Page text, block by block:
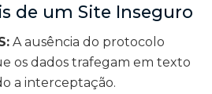
de um Site Inseguro
A ausência do protocolo
os dados trafegam em texto
a interceptação.